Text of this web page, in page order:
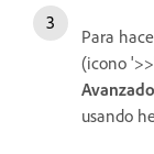
Para
(icono
Avanzado
usando